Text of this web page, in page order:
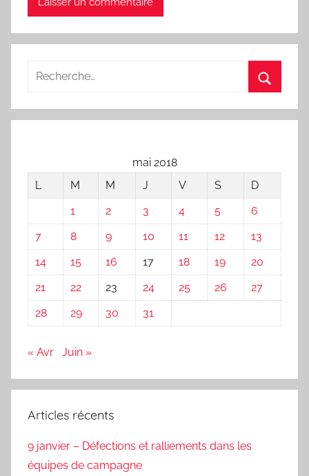
mai 2018
L
M M J V S
D
1
2 3 4 5
6
7
8 9 10 11 12
13
14
15 16 17 18 19
20
21
22 23 24 25 26
27
28
29 30 31
« Avr Juin »
Articles récents
9 janvier – Défections et ralliements dans les
équipes de campagne